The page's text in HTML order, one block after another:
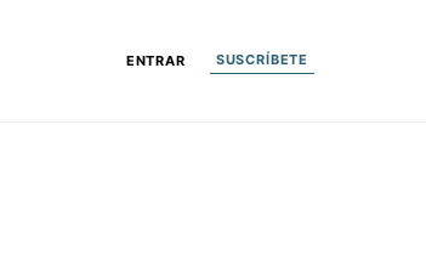
ENTRAR SUSCRÍBETE